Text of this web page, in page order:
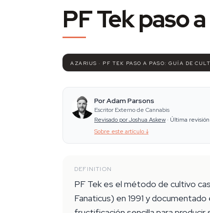
PF Tek paso
AZARIUS · PF TEK PASO A PASO: GUÍA DE
Por Adam Parsons
Escritor Externo de Cannabis
Revisado por Joshua Askew · Última
Sobre este artículo↓
DEFINITION
PF Tek es el método de cultivo
Fanaticus) en 1991 y